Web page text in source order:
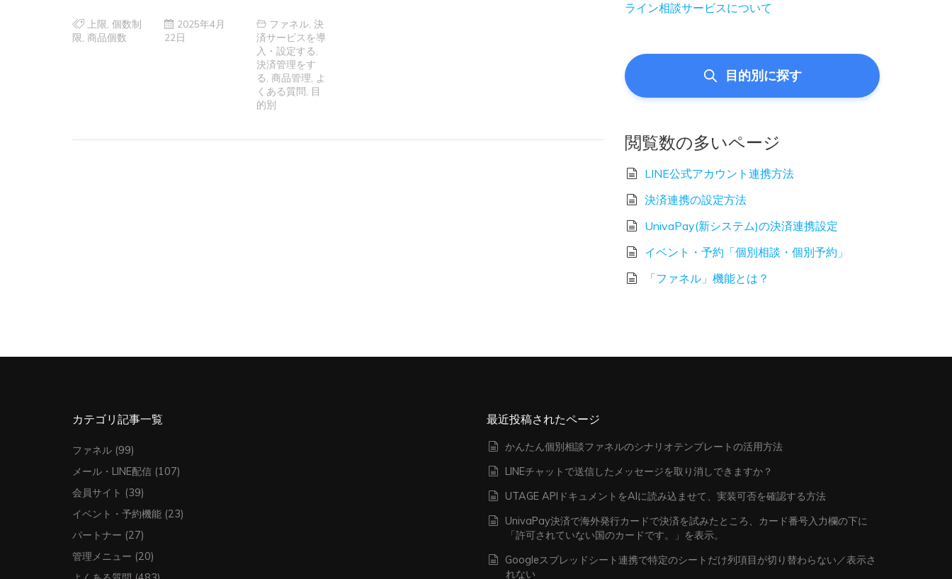
上限 個数制
限 商品個数
2025年4月
22日
ファネル, 決
済サービスを導
入・設定する
決済管理をす
る 商品管理 よ
くある質問 目
的別
ライン相談サービスについて
目的別に探す
閲覧数の多いページ
LINE公式アカウント連携方法
決済連携の設定方法
UnivaPay(新システム)の決済連携設定
イベント・予約「個別相談・個別予約」
「ファネル」機能とは？
カテゴリ記事一覧
ファネル (99)
メール・LINE配信 (107)
会員サイト (39)
イベント・予約機能 (23)
パートナー (27)
管理メニュー (20)
最近投稿されたページ
かんたん個別相談ファネルのシナリオテンプレートの活用方法
LINEチャットで送信したメッセージを取り消しできますか？
UTAGE APIドキュメントをAIに読み込ませて、実装可否を確認する方法
UnivaPay決済で海外発行カードで決済を試みたところ、カード番号入力欄の下に
「許可されていない国のカードです。」を表示。
Googleスプレッドシート連携で特定のシートだけ列項目が切り替わらない／表示さ
れない